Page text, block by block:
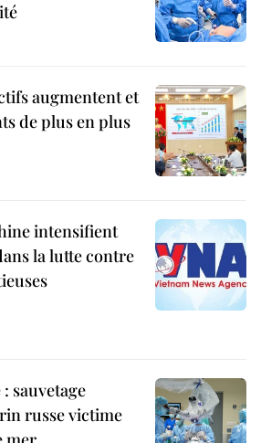
augmentent et
de plus en plus
intensifient
la lutte contre
sauvetage
russe victime